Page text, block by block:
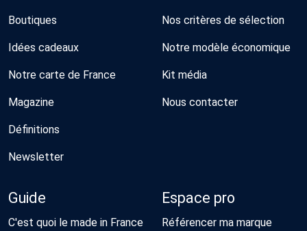
Boutiques
Idées cadeaux
Notre carte de France
Magazine
Définitions
Newsletter
Nos critères de sélection
Notre modèle économique
Kit média
Nous contacter
Guide
C'est quoi le made in France
Espace pro
Référencer ma marque